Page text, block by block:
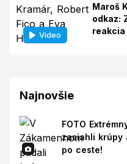
Video
Maroš
odkaz:
reakcia
Najnovšie
FOTO
zasiahli krúpy
po ceste!